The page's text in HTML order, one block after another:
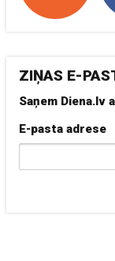
ZIŅAS E-
Saņem Diena.lv
E-pasta adrese